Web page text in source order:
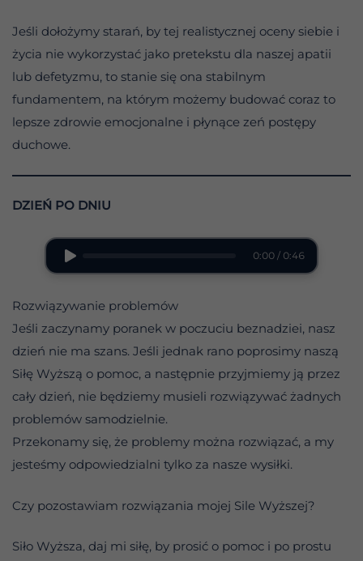
Jeśli dołożymy starań, by tej realistycznej oceny siebie i
życia nie wykorzystać jako pretekstu dla naszej apatii
lub defetyzmu, to stanie się ona stabilnym
fundamentem, na którym możemy budować coraz to
lepsze zdrowie emocjonalne i płynące zeń postępy
duchowe.
DZIEŃ PO DNIU
0:00 / 0:46
Rozwiązywanie problemów
Jeśli zaczynamy poranek w poczuciu beznadziei, nasz
dzień nie ma szans. Jeśli jednak rano poprosimy naszą
Siłę Wyższą o pomoc, a następnie przyjmiemy ją przez
cały dzień, nie będziemy musieli rozwiązywać żadnych
problemów samodzielnie.
Przekonamy się, że problemy można rozwiązać, a my
jesteśmy odpowiedzialni tylko za nasze wysiłki.
Czy pozostawiam rozwiązania mojej Sile Wyższej?
Siło Wyższa, daj mi siłę, by prosić o pomoc i po prostu